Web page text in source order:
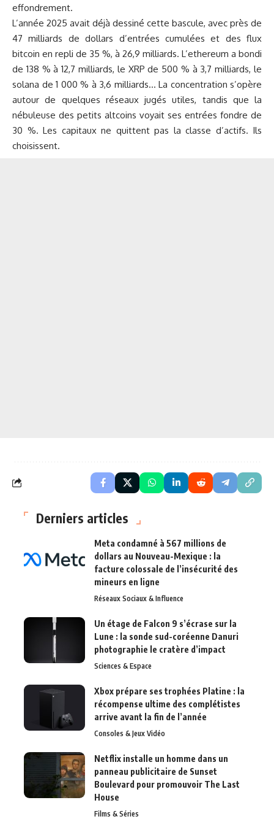
effondrement.
L’année 2025 avait déjà dessiné cette bascule, avec près de
47 milliards de dollars d’entrées cumulées et des flux
bitcoin en repli de 35 %, à 26,9 milliards. L’ethereum a bondi
de 138 % à 12,7 milliards, le XRP de 500 % à 3,7 milliards, le
solana de 1 000 % à 3,6 milliards… La concentration s’opère
autour de quelques réseaux jugés utiles, tandis que la
nébuleuse des petits altcoins voyait ses entrées fondre de
30 %. Les capitaux ne quittent pas la classe d’actifs. Ils
choisissent.
Derniers articles
Meta condamné à 567 millions de
dollars au Nouveau-Mexique : la
facture colossale de l’insécurité des
mineurs en ligne
Réseaux Sociaux & Influence
Un étage de Falcon 9 s’écrase sur la
Lune : la sonde sud-coréenne Danuri
photographie le cratère d’impact
Sciences & Espace
Xbox prépare ses trophées Platine : la
récompense ultime des complétistes
arrive avant la fin de l’année
Consoles & Jeux Vidéo
Netflix installe un homme dans un
panneau publicitaire de Sunset
Boulevard pour promouvoir The Last
House
Films & Séries